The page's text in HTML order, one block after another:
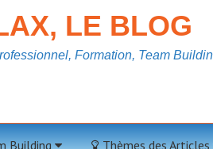
LE BLOG
Formation, Team
Building Thèmes des Articles